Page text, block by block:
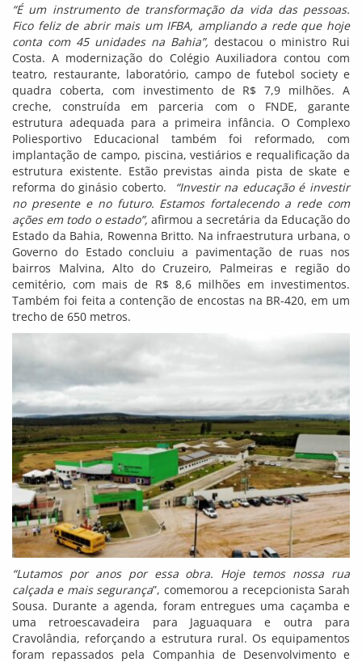
“É um instrumento de transformação da vida das pessoas.
Fico feliz de abrir mais um IFBA, ampliando a rede que hoje
conta com 45 unidades na Bahia”, destacou o ministro Rui
Costa. A modernização do Colégio Auxiliadora contou com
teatro, restaurante, laboratório, campo de futebol society e
quadra coberta, com investimento de R$ 7,9 milhões. A
creche, construída em parceria com o FNDE, garante
estrutura adequada para a primeira infância. O Complexo
Poliesportivo Educacional também foi reformado, com
implantação de campo, piscina, vestiários e requalificação da
estrutura existente. Estão previstas ainda pista de skate e
reforma do ginásio coberto.
“Investir na educação é investir
no presente e no futuro. Estamos fortalecendo a rede com
ações em todo o estado”, afirmou a secretária da Educação do
Estado da Bahia, Rowenna Britto. Na infraestrutura urbana, o
Governo do Estado concluiu a pavimentação de ruas nos
bairros Malvina, Alto do Cruzeiro, Palmeiras e região do
cemitério, com mais de R$ 8,6 milhões em investimentos.
Também foi feita a contenção de encostas na BR-420, em um
trecho de 650 metros.
“Lutamos por anos por essa obra. Hoje temos nossa rua
calçada e mais segurança”, comemorou a recepcionista Sarah
Sousa. Durante a agenda, foram entregues uma caçamba e
uma retroescavadeira para Jaguaquara e outra para
Cravolândia, reforçando a estrutura rural. Os equipamentos
foram repassados pela Companhia de Desenvolvimento e